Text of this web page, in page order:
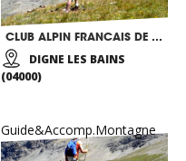
CLUB ALPIN FRANCAIS DE HAUTE PROVENCE
DIGNE LES BAINS
(04000)
Guide&Accomp.Montagne